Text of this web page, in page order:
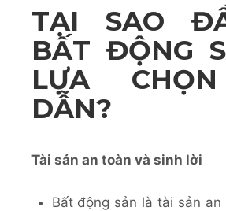
TẠI SAO
BẤT ĐỘNG
LỰA
DẪN?
Tài sản an toàn và sinh lời
Bất động sản là tài sản an